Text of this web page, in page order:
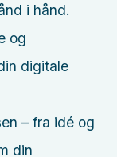
i hånd.
og
digitale
– fra idé og
din